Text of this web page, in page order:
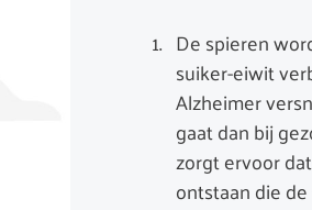
De spieren
suiker-eiwit
Alzheimer
gaat dan bij
zorgt ervoor
ontstaan die